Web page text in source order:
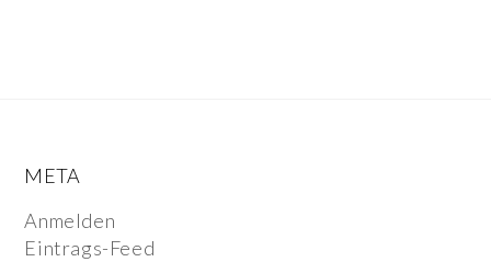
META
Anmelden
Eintrags-Feed